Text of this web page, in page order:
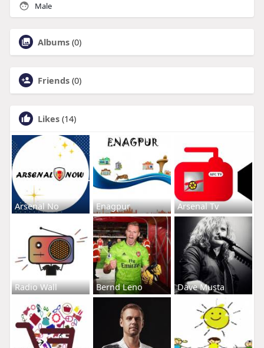
Male
Albums (0)
Friends (0)
Likes (14)
Arsenal No Enagpur Arsenal Tv
Radio Wall Bernd Leno Dave Musta